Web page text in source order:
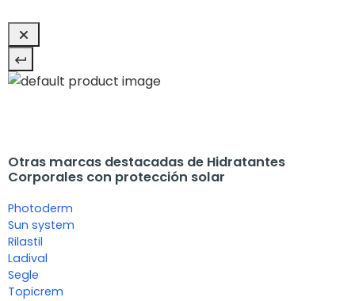
Otras marcas destacadas de Hidratantes
Corporales con protección solar
Photoderm
Sun system
Rilastil
Ladival
Segle
Topicrem